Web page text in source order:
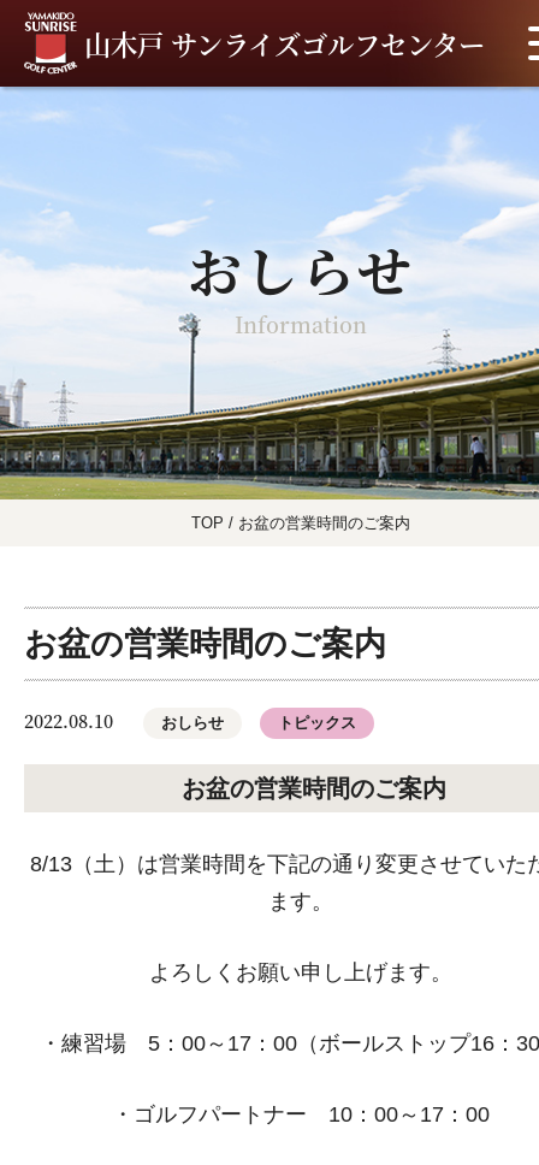
山木戸 サンライズゴルフセンター
おしらせ
Information
TOP / お盆の営業時間のご案内
お盆の営業時間のご案内
2022.08.10 おしらせ トピックス
お盆の営業時間のご案内
8/13（土）は営業時間を下記の通り変更させていた
ます。
よろしくお願い申し上げます。
・練習場 5：00～17：00 （ボールストップ16：
・ゴルフパートナー 10：00～17：00